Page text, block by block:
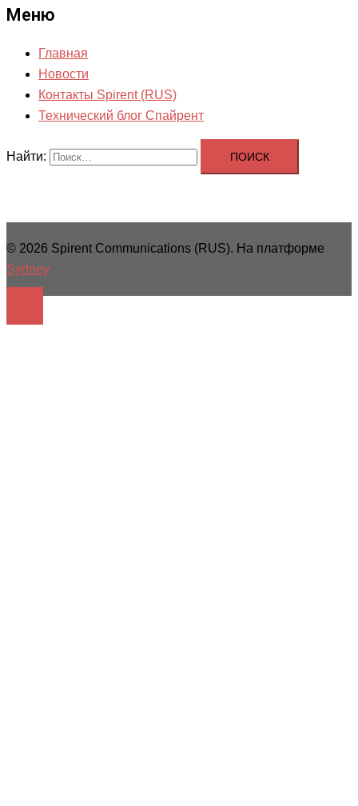
Меню
Главная
Новости
Контакты Spirent (RUS)
Технический блог Спайрент
Найти:
© 2026 Spirent Communications (RUS). На платформе
Sydney